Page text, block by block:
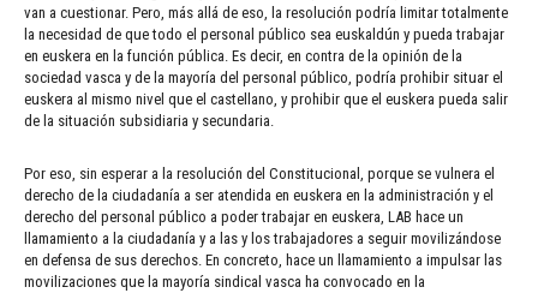
van a cuestionar. Pero, más allá de eso, la resolución podría limitar totalmente
la necesidad de que todo el personal público sea euskaldún y pueda trabajar
en euskera en la función pública. Es decir, en contra de la opinión de la
sociedad vasca y de la mayoría del personal público, podría prohibir situar el
euskera al mismo nivel que el castellano, y prohibir que el euskera pueda salir
de la situación subsidiaria y secundaria.
Por eso, sin esperar a la resolución del Constitucional, porque se vulnera el
derecho de la ciudadanía a ser atendida en euskera en la administración y el
derecho del personal público a poder trabajar en euskera, LAB hace un
llamamiento a la ciudadanía y a las y los trabajadores a seguir movilizándose
en defensa de sus derechos. En concreto, hace un llamamiento a impulsar las
movilizaciones que la mayoría sindical vasca ha convocado en la